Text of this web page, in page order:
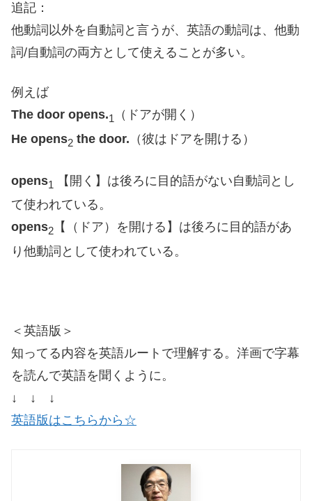
追記：
他動詞以外を自動詞と言うが、英語の動詞は、他動
詞/自動詞の両方として使えることが多い。
例えば
The door opens.1
（ドアが開く）
He opens2 the door. （彼はドアを開ける）
opens1
【開く】は後ろに目的語がない自動詞とし
て使われている。
opens2 【（ドア）を開ける】は後ろに目的語があ
り他動詞として使われている。
＜英語版＞
知ってる内容を英語ルートで理解する。洋画で字幕
を読んで英語を聞くように。
↓ ↓ ↓
英語版はこちらから☆